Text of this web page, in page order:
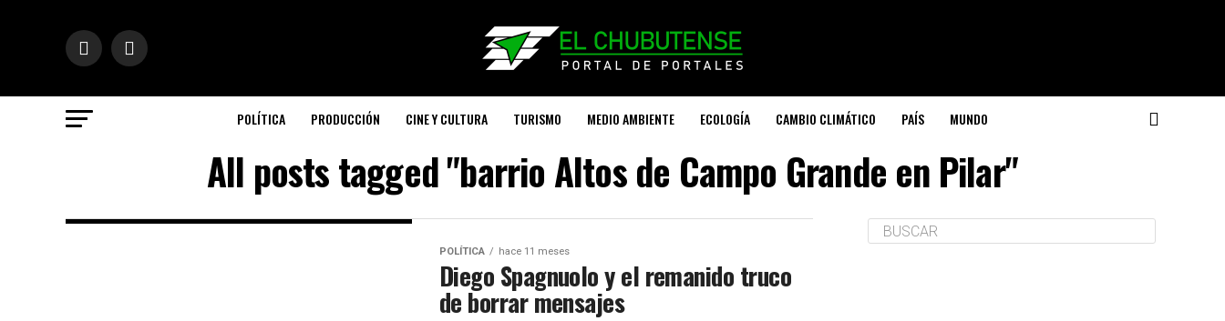
POLÍTICA PRODUCCIÓN CINE Y CULTURA TURISMO MEDIO AMBIENTE ECOLOGÍA CAMBIO CLIMÁTICO PAÍS MUNDO
All posts tagged "barrio Altos de Campo Grande en Pilar"
POLÍTICA hace 11 meses
Diego Spagnuolo y el remanido truco
de borrar mensajes